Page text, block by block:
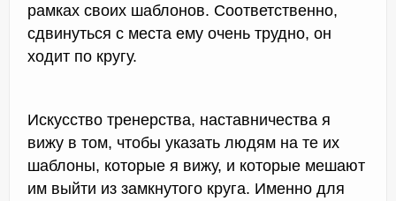
рамках своих шаблонов. Соответственно,
сдвинуться с места ему очень трудно, он
ходит по кругу.
Искусство тренерства, наставничества я
вижу в том, чтобы указать людям на те их
шаблоны, которые я вижу, и которые мешают
им выйти из замкнутого круга. Именно для